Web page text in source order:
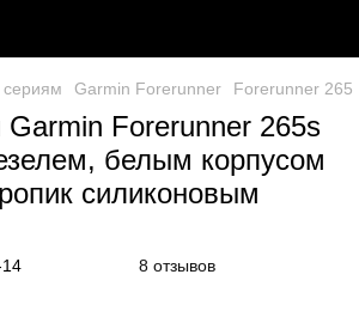
Garmin Forerunner Forerunner 265
Forerunner 265s
белым корпусом
силиконовым
8 отзывов